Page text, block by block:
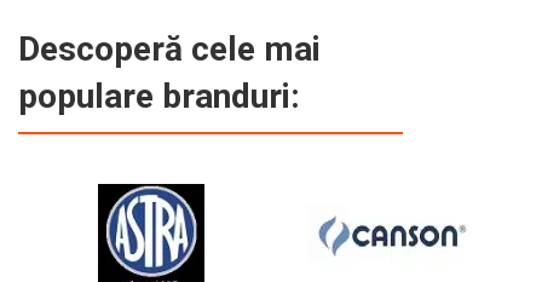
Descoperă cele mai
populare branduri: